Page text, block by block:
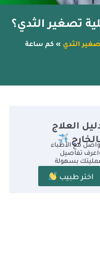
تصغير الثدي؟
الثدي » كم ساعة
العلاج
مع الأطباء
تفاصيل
بسهولة
اختر طبيب